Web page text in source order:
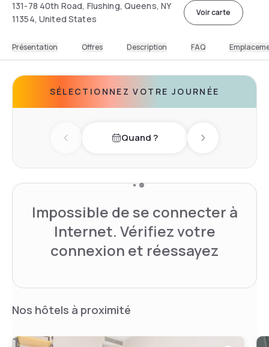
131-78 40th Road, Flushing, Queens, NY
11354, United States
Voir carte
Présentation Offres Description FAQ
SÉLECTIONNEZ VOTRE JOURNÉE
Previous dayQuand ? Next day
Impossible de se connecter à
Internet. Vérifiez votre
connexion et réessayez
Nos hôtels à proximité